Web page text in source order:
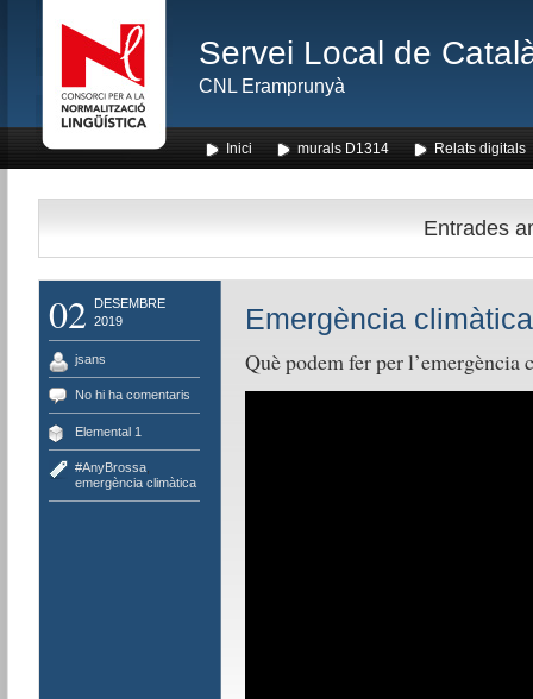
Servei Local de
CNL Eramprunyà
Inici murals D1314 Relats digitals
Entrades
02
DESEMBRE
2019
jsans
No hi ha comentaris
Elemental 1
#AnyBrossa,
emergència climàtica
Emergència climàtica
Què podem fer per